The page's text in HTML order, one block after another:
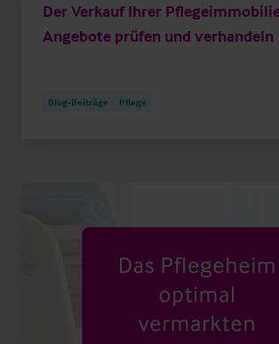
Der Verkauf Ihrer
Angebote prüfen und verhandeln
Blog-Beiträge Pflege